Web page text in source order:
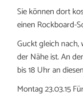
Sie können dort
einen Rockboard-
Guckt gleich nach,
der Nähe ist. An
bis 18 Uhr an
Montag 23.03.15